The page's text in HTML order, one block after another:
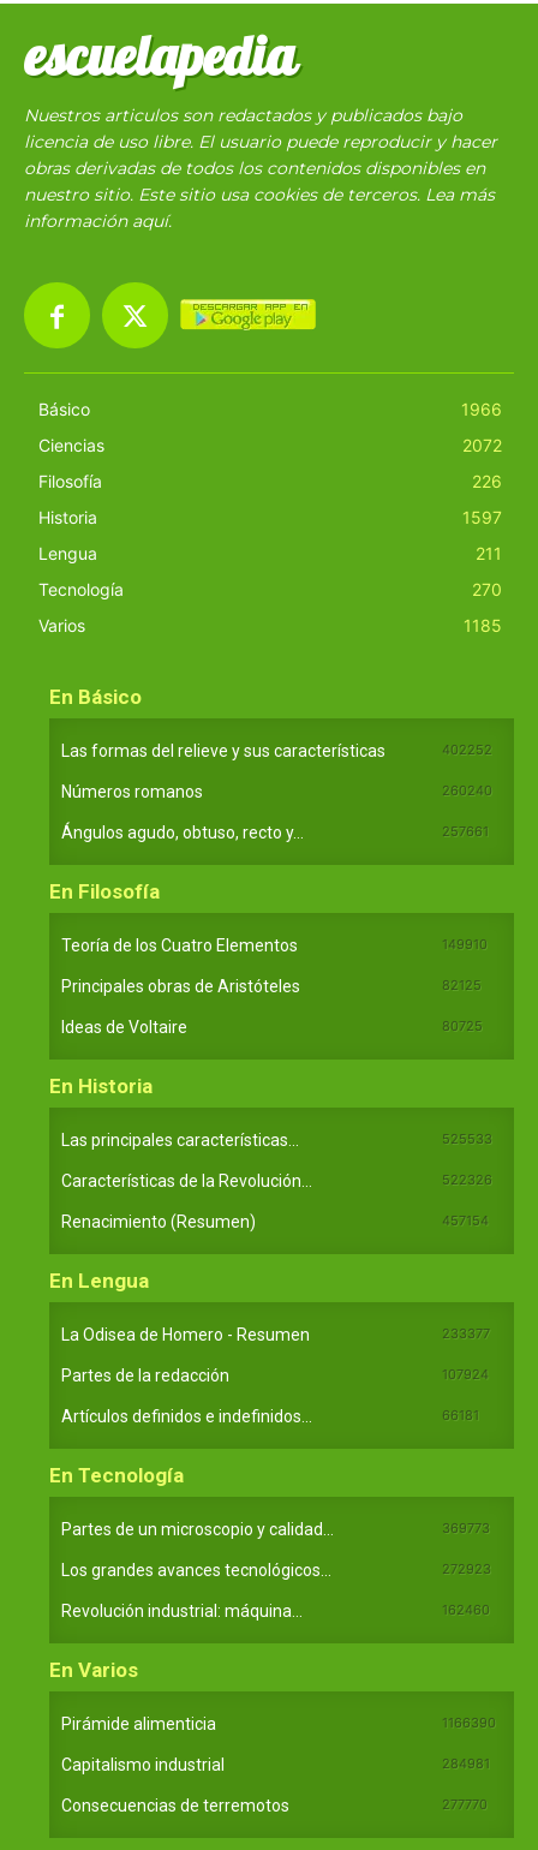
escuelapedia
Nuestros articulos son redactados y publicados bajo
licencia de uso libre. El usuario puede reproducir y hacer
obras derivadas de todos los contenidos disponibles en
nuestro sitio. Este sitio usa cookies de terceros. Lea más
información aquí.
Básico
1966
Ciencias
2072
Filosofía
226
Historia
1597
Lengua
211
Tecnología
270
Varios
1185
En Básico
Las formas del relieve y sus características 402252
Números romanos 260240
Ángulos agudo, obtuso, recto y... 257661
En Filosofía
Teoría de los Cuatro Elementos 149910
Principales obras de Aristóteles 82125
Ideas de Voltaire 80725
En Historia
Las principales características... 525533
Características de la Revolución... 522326
Renacimiento (Resumen) 457154
En Lengua
La Odisea de Homero - Resumen 233377
Partes de la redacción 107924
Artículos definidos e indefinidos... 66181
En Tecnología
Partes de un microscopio y calidad... 369773
Los grandes avances tecnológicos... 272923
Revolución industrial: máquina... 162460
En Varios
Pirámide alimenticia 1166390
Capitalismo industrial 284981
Consecuencias de terremotos 277770